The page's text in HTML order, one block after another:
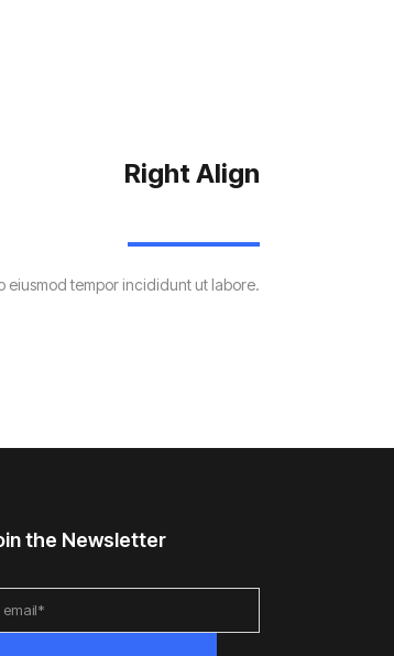
Right Align
eiusmod tempor incididunt ut labore.
the Newsletter